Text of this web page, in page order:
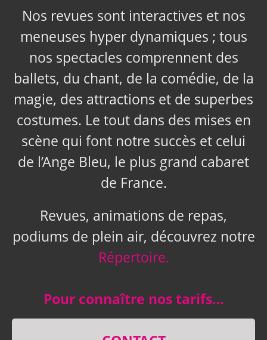
Nos revues sont interactives et nos
meneuses hyper dynamiques ; tous
nos spectacles comprennent des
ballets, du chant, de la comédie, de la
magie, des attractions et de superbes
costumes. Le tout dans des mises en
scène qui font notre succès et celui
de l’Ange Bleu, le plus grand cabaret
de France.
Revues, animations de repas,
podiums de plein air, découvrez notre
Répertoire.
Pour connaître nos tarifs…